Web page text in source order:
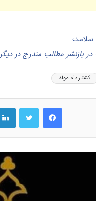
سلامت
مطالب مندرج در دیگر
کشتار دام مولد
فیس بوک